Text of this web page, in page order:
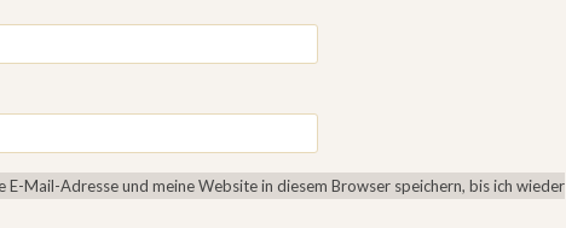
E-Mail-Adresse und meine Website in diesem Browser speichern, bis ich wieder